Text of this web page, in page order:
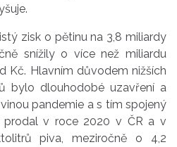
zisk o pětinu na 3,8 miliardy
snížily o více než miliardu
Kč. Hlavním důvodem nižších
bylo dlouhodobé uzavření a
pandemie a s tím spojený
prodal v roce 2020 v ČR a v
piva, meziročně o 4,2